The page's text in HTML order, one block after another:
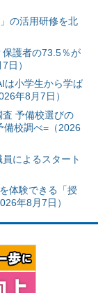
の活用研修を北
護者の73.5％が
日）
は小学生から学ば
年8月7日）
予備校選びの
備校調べ=（2026
によるスタート
体験できる「授
年8月7日）